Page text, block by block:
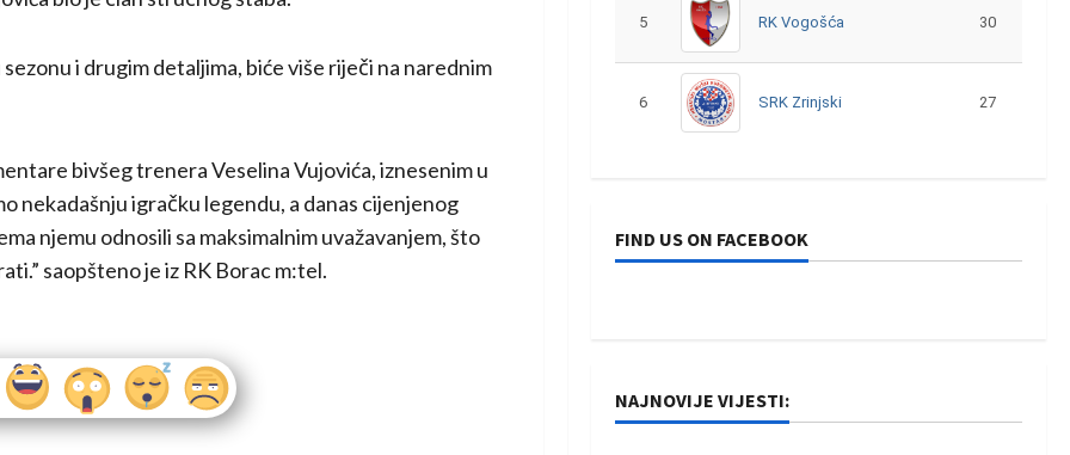
i drugim detaljima, biće više riječi na narednim
bivšeg trenera Veselina Vujovića, iznesenim u
nekadašnju igračku legendu, a danas cijenjenog
njemu odnosili sa maksimalnim uvažavanjem, što
saopšteno je iz RK Borac m:tel.
5 RK Vogošća 30
6 SRK Zrinjski 27
FIND US ON FACEBOOK
NAJNOVIJE VIJESTI: